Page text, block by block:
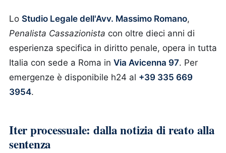
Lo Studio Legale dell'Avv. Massimo Romano,
Penalista Cassazionista con oltre dieci anni di
esperienza specifica in diritto penale, opera in tutta
Italia con sede a Roma in Via Avicenna 97. Per
emergenze è disponibile h24 al +39 335 669
3954.
Iter processuale: dalla notizia di reato alla
sentenza